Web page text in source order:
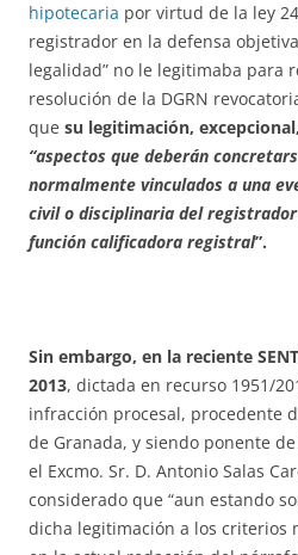
hipotecaria por virtud de la ley
registrador en la defensa
legalidad” no le legitimaba para
resolución de la DGRN
que su legitimación,
“aspectos que deberán
normalmente vinculados a una
civil o disciplinaria del
función calificadora registral”.
Sin embargo, en la reciente
2013, dictada en recurso 1951/
infracción procesal, procedente
de Granada, y siendo ponente
el Excmo. Sr. D. Antonio Salas
considerado que “aun estando
dicha legitimación a los criterios